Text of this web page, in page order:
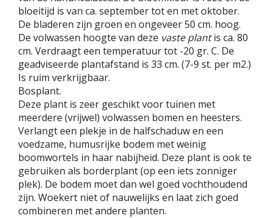
bloeitijd is van ca. september tot en met oktober.
De bladeren zijn groen en ongeveer 50 cm. hoog.
De volwassen hoogte van deze vaste plantis ca. 80
cm. Verdraagt een temperatuur tot -20 gr. C. De
geadviseerde plantafstand is 33 cm. (7-9 st. per m2.)
Is ruim verkrijgbaar.
Bosplant.
Deze plant is zeer geschikt voor tuinen met
meerdere (vrijwel) volwassen bomen en heesters.
Verlangt een plekje in de halfschaduw en een
voedzame, humusrijke bodem met weinig
boomwortels in haar nabijheid. Deze plant is ook te
gebruiken als borderplant (op een iets zonniger
plek). De bodem moet dan wel goed vochthoudend
zijn. Woekert niet of nauwelijks en laat zich goed
combineren met andere planten.